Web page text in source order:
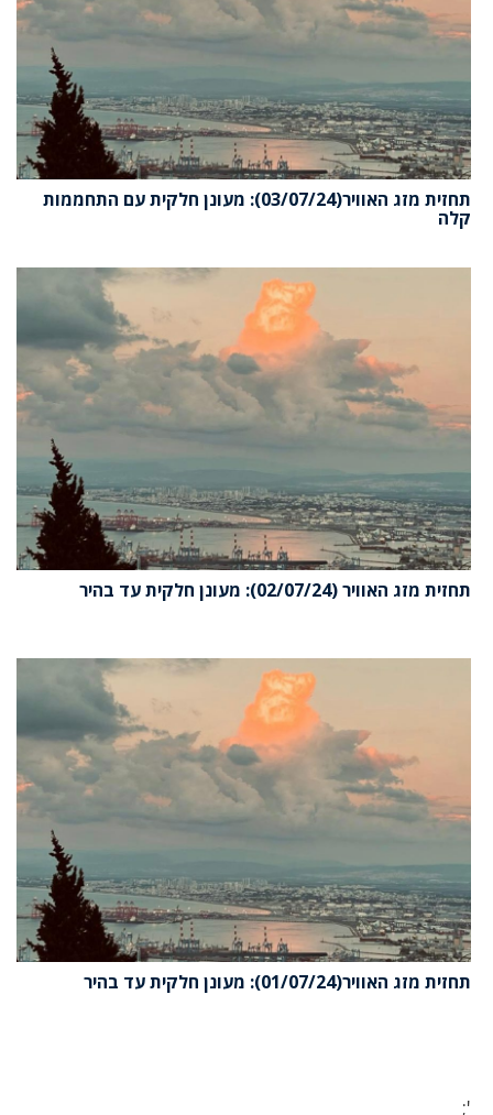
תחזית מזג האוויר(03/07/24): מעונן חלקית עם התחממות
קלה
תחזית מזג האוויר (02/07/24): מעונן חלקית עד בהיר
תחזית מזג האוויר(01/07/24): מעונן חלקית עד בהיר
';